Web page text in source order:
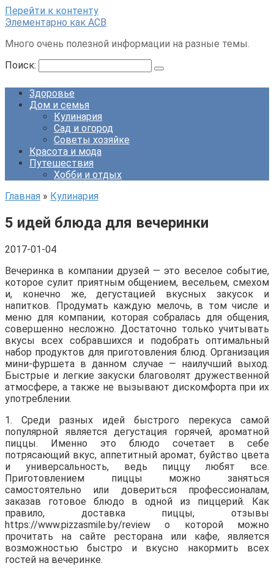
Перейти к контенту
Элементарно как ACB
Много очень полезной информации на разные темы.
Поиск:
Здоровье
Дом и семья
Кулинария
Сад и огород
Советы хозяйке
Красота и мода
Путешествия
Хобби и отдых
Главная » Кулинария
5 идей блюда для вечеринки
2017-01-04
Вечеринка в компании друзей — это веселое событие,
которое сулит приятным общением, весельем, смехом
и, конечно же, дегустацией вкусных закусок и
напитков. Продумать каждую мелочь, в том числе и
меню для компании, которая собралась для общения,
совершенно несложно. Достаточно только учитывать
вкусы всех собравшихся и подобрать оптимальный
набор продуктов для приготовления блюд. Организация
мини-фуршета в данном случае — наилучший выход.
Быстрые и легкие закуски благоволят дружественной
атмосфере, а также не вызывают дискомфорта при их
употреблении.
1. Среди разных идей быстрого перекуса самой
популярной является дегустация горячей, ароматной
пиццы. Именно это блюдо сочетает в себе
потрясающий вкус, аппетитный аромат, буйство цвета
и универсальность, ведь пиццу любят все.
Приготовлением пиццы можно заняться
самостоятельно или довериться профессионалам,
заказав готовое блюдо в одной из пиццерий. Как
правило, доставка пиццы, отзывы
https://www.pizzasmile.by/review о которой можно
прочитать на сайте ресторана или кафе, является
возможностью быстро и вкусно накормить всех
гостей на вечеринке.